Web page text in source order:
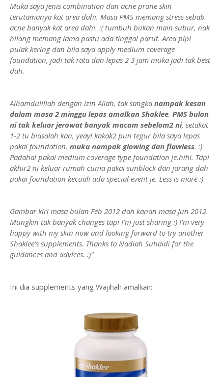
Muka saya jenis combination dan acne prone skin
terutamanya kat area dahi. Masa PMS memang stress sebab
acne banyak kat area dahi. :( tumbuh bukan main subur, nak
hilang memang lama pastu ada tinggal parut. Area pipi
pulak kering dan bila saya apply medium coverage
foundation, jadi tak rata dan lepas 2 3 jam muka jadi tak best
dah.
Alhamdulillah dengan izin Allah, tak sangka nampak kesan
dalam masa 2 minggu lepas amalkan Shaklee. PMS bulan
ni tak keluar jerawat banyak macam sebelom2 ni, setakat
1-2 tu biasalah kan, yeay! kakak2 pun tegur bila saya lepas
pakai foundation, muka nampak glowing dan flawless. :)
Padahal pakai medium coverage type foundation je.hihi. Tapi
akhir2 ni keluar rumah cuma pakai sunblock dan jarang dah
pakai foundation kecuali ada special event je. Less is more :)
Gambar kiri masa bulan Feb 2012 dan kanan masa Jun 2012.
Mungkin tak banyak changes tapi I’m just sharing :) I’m very
happy with my skin now and looking forward to try another
Shaklee’s supplements. Thanks to Nadiah Suhaidi for the
guidances and advices. :)"
Ini dia supplements yang Wajihah amalkan: